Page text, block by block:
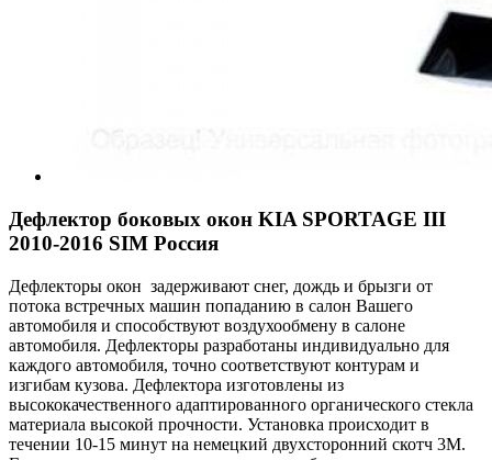
Дефлектор боковых окон KIA SPORTAGE III
2010-2016 SIM Россия
Дефлекторы окон задерживают снег, дождь и брызги от
потока встречных машин попаданию в салон Вашего
автомобиля и способствуют воздухообмену в салоне
автомобиля. Дефлекторы разработаны индивидуально для
каждого автомобиля, точно соответствуют контурам и
изгибам кузова. Дефлектора изготовлены из
высококачественного адаптированного органического стекла
материала высокой прочности. Установка происходит в
течении 10-15 минут на немецкий двухсторонний скотч 3M.